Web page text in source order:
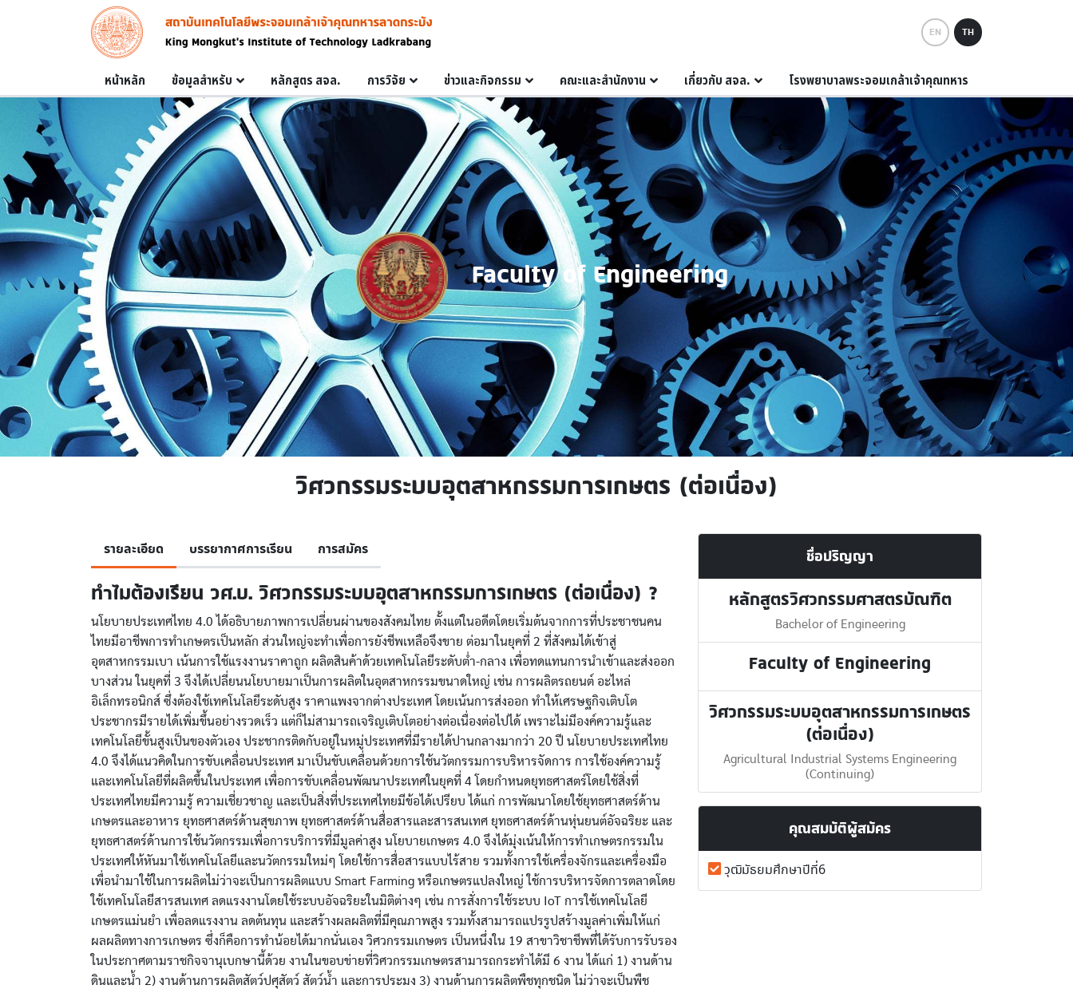
Skip to main content
Image
EN TH
Main navigation
หน้าหลัก ข้อมูลสำหรับ หลักสูตร สจล. การวิจัย ข่าวและกิจกรรม คณะและสำนักงาน เกี่ยวกับ สจล. โรงพยาบาลพระจอมเกล้าเจ้าคุณทหาร
Faculty of Engineering
วิศวกรรมระบบอุตสาหกรรมการเกษตร (ต่อเนื่อง)
รายละเอียด บรรยากาศการเรียน การสมัคร
ทำไมต้องเรียน วศ.บ. วิศวกรรมระบบอุตสาหกรรมการเกษตร (ต่อเนื่อง) ?
นโยบายประเทศไทย 4.0 ได้อธิบายภาพการเปลี่ยนผ่านของสังคมไทย ตั้งแต่ในอดีตโดยเริ่มต้นจากการที่ประชาชนคน
ไทยมีอาชีพการทำเกษตรเป็นหลัก ส่วนใหญ่จะทำเพื่อการยังชีพเหลือจึงขาย ต่อมาในยุคที่ 2 ที่สังคมได้เข้าสู่
อุตสาหกรรมเบา เน้นการใช้แรงงานราคาถูก ผลิตสินค้าด้วยเทคโนโลยีระดับต่ำ-กลาง เพื่อทดแทนการนำเข้าและส่งออก
บางส่วน ในยุคที่ 3 จึงได้เปลี่ยนนโยบายมาเป็นการผลิตในอุตสาหกรรมขนาดใหญ่ เช่น การผลิตรถยนต์ อะไหล่
อิเล็กทรอนิกส์ ซึ่งต้องใช้เทคโนโลยีระดับสูง ราคาแพงจากต่างประเทศ โดยเน้นการส่งออก ทำให้เศรษฐกิจเติบโต
ประชากรมีรายได้เพิ่มขึ้นอย่างรวดเร็ว แต่ก็ไม่สามารถเจริญเติบโตอย่างต่อเนื่องต่อไปได้ เพราะไม่มีองค์ความรู้และ
เทคโนโลยีขั้นสูงเป็นของตัวเอง ประชากรติดกับอยู่ในหมู่ประเทศที่มีรายได้ปานกลางมากว่า 20 ปี นโยบายประเทศไทย
4.0 จึงได้แนวคิดในการขับเคลื่อนประเทศ มาเป็นขับเคลื่อนด้วยการใช้นวัตกรรมการบริหารจัดการ การใช้องค์ความรู้
และเทคโนโลยีที่ผลิตขึ้นในประเทศ เพื่อการขับเคลื่อนพัฒนาประเทศในยุคที่ 4 โดยกำหนดยุทธศาสตร์โดยใช้สิ่งที่
ประเทศไทยมีความรู้ ความเชี่ยวชาญ และเป็นสิ่งที่ประเทศไทยมีข้อได้เปรียบ ได้แก่ การพัฒนาโดยใช้ยุทธศาสตร์ด้าน
เกษตรและอาหาร ยุทธศาสตร์ด้านสุขภาพ ยุทธศาสตร์ด้านสื่อสารและสารสนเทศ ยุทธศาสตร์ด้านหุ่นยนต์อัจฉริยะ และ
ยุทธศาสตร์ด้านการใช้นวัตกรรมเพื่อการบริการที่มีมูลค่าสูง นโยบายเกษตร 4.0 จึงได้มุ่งเน้นให้การทำเกษตรกรรมใน
ประเทศให้หันมาใช้เทคโนโลยีและนวัตกรรมใหม่ๆ โดยใช้การสื่อสารแบบไร้สาย รวมทั้งการใช้เครื่องจักรและเครื่องมือ
เพื่อนำมาใช้ในการผลิตไม่ว่าจะเป็นการผลิตแบบ Smart Farming หรือเกษตรแปลงใหญ่ ใช้การบริหารจัดการตลาดโดย
ใช้เทคโนโลยีสารสนเทศ ลดแรงงานโดยใช้ระบบอัจฉริยะในมิติต่างๆ เช่น การสั่งการใช้ระบบ IoT การใช้เทคโนโลยี
เกษตรแม่นยำ เพื่อลดแรงงาน ลดต้นทุน และสร้างผลผลิตที่มีคุณภาพสูง รวมทั้งสามารถแปรรูปสร้างมูลค่าเพิ่มให้แก่
ผลผลิตทางการเกษตร ซึ่งก็คือการทำน้อยได้มากนั่นเอง วิศวกรรมเกษตร เป็นหนึ่งใน 19 สาขาวิชาชีพที่ได้รับการรับรอง
ในประกาศตามราชกิจจานุเบกษานี้ด้วย งานในขอบข่ายที่วิศวกรรมเกษตรสามารถกระทำได้มี 6 งาน ได้แก่ 1) งานด้าน
ดินและน้ำ 2) งานด้านการผลิตสัตว์ปศุสัตว์ สัตว์น้ำ และการประมง 3) งานด้านการผลิตพืชทุกชนิด ไม่ว่าจะเป็นพืช
ชื่อปริญญา
หลักสูตรวิศวกรรมศาสตรบัณฑิต
Bachelor of Engineering
Faculty of Engineering
วิศวกรรมระบบอุตสาหกรรมการเกษตร
(ต่อเนื่อง)
Agricultural Industrial Systems Engineering
(Continuing)
คุณสมบัติผู้สมัคร
วุฒิมัธยมศึกษาปีที่6